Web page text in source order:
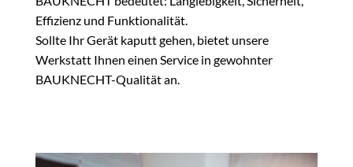
Effizienz und Funktionalität.
Sollte Ihr Gerät kaputt gehen, bietet unsere
Werkstatt Ihnen einen Service in gewohnter
BAUKNECHT-Qualität an.